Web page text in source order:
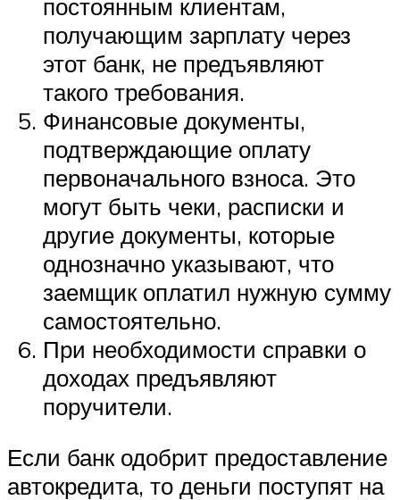
постоянным клиентам,
получающим зарплату через
этот банк, не предъявляют
такого требования.
Финансовые документы,
подтверждающие оплату
первоначального взноса. Это
могут быть чеки, расписки и
другие документы, которые
однозначно указывают, что
заемщик оплатил нужную сумму
самостоятельно.
При необходимости справки о
доходах предъявляют
поручители.
Если банк одобрит предоставление
автокредита, то деньги поступят на